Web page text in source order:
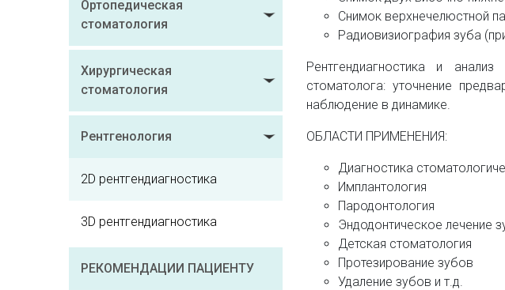
Ортопедическая
стоматология
Хирургическая
стоматология
Рентгенология
2D рентгендиагностика
3D рентгендиагностика
РЕКОМЕНДАЦИИ ПАЦИЕНТУ
Снимок верхнечелюстной
Радиовизиография зуба
Рентгендиагностика и
стоматолога: уточнение
наблюдение в динамике.
ОБЛАСТИ ПРИМЕНЕНИЯ:
Диагностика
Имплантология
Пародонтология
Эндодонтическое лечение
Детская стоматология
Протезирование зубов
Удаление зубов и т.д.